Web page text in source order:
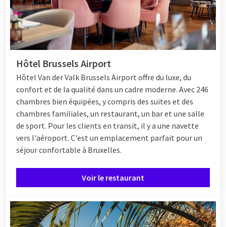
Hôtel Brussels Airport
Hôtel Van der Valk Brussels Airport offre du luxe, du
confort et de la qualité dans un cadre moderne. Avec 246
chambres bien équipées, y compris des suites et des
chambres familiales, un restaurant, un bar et une salle
de sport. Pour les clients en transit, il y a une navette
vers l'aéroport. C'est un emplacement parfait pour un
séjour confortable à Bruxelles.
Voir le restaurant